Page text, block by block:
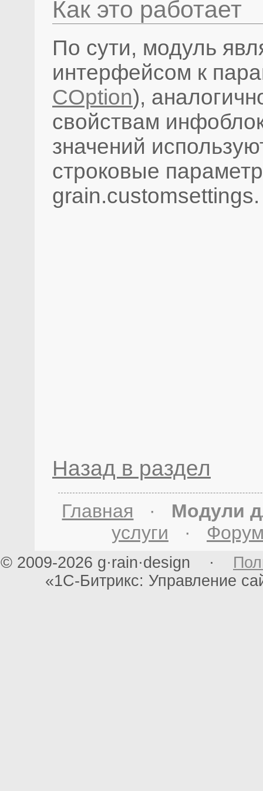
Как это работает
По сути, модуль
интерфейсом к
COption),
свойствам
значений
строковые
grain.customsettings.
Назад в раздел
Главная · Модули
услуги ·
© 2009-2026 g·rain·design ·
«1С-Битрикс: Управление